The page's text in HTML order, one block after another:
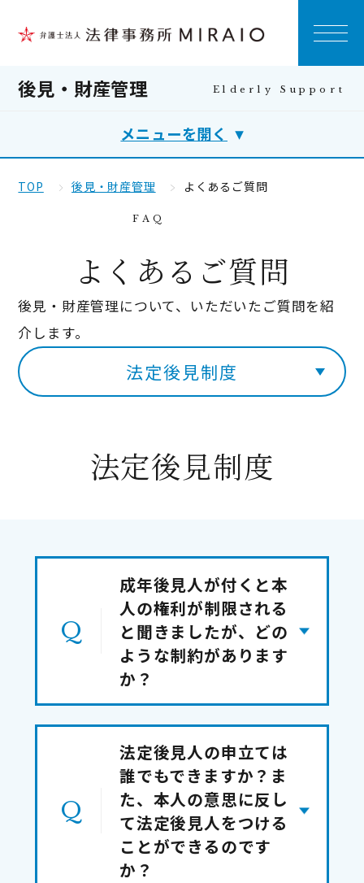
後見・財産管理
メニューを開く
TOP 後見・財産管理 よくあるご質問
よくあるご質問
後見・財産管理について、いただいたご質問を紹
介します。
法定後見制度
法定後見制度
成年後見人が付くと本
人の権利が制限される
と聞きましたが、どの
ような制約があります
か？
法定後見人の申立ては
誰でもできますか？ま
た、本人の意思に反し
て法定後見人をつける
ことができるのです
か？